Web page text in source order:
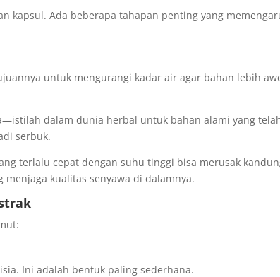
kapsul. Ada beberapa tahapan penting yang
untuk mengurangi kadar air agar bahan lebih
dalam dunia herbal untuk bahan alami yang
serbuk.
terlalu cepat dengan suhu tinggi bisa merusak
kualitas senyawa di dalamnya.
Ini adalah bentuk paling sederhana.